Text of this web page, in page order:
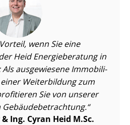
wenn Sie eine
Heid Energieberatung in
ausgewiesene Im­mo­bi­li­
Weiterbildung zum
Sie von unserer
Ing. Cyran Heid M.Sc.